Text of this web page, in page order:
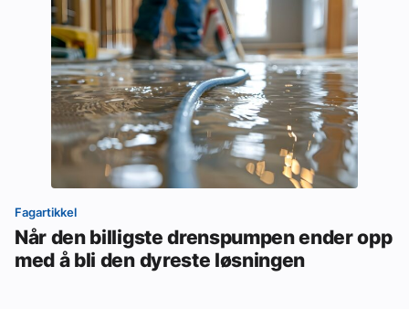
Fagartikkel
Når den billigste drenspumpen ender opp
med å bli den dyreste løsningen